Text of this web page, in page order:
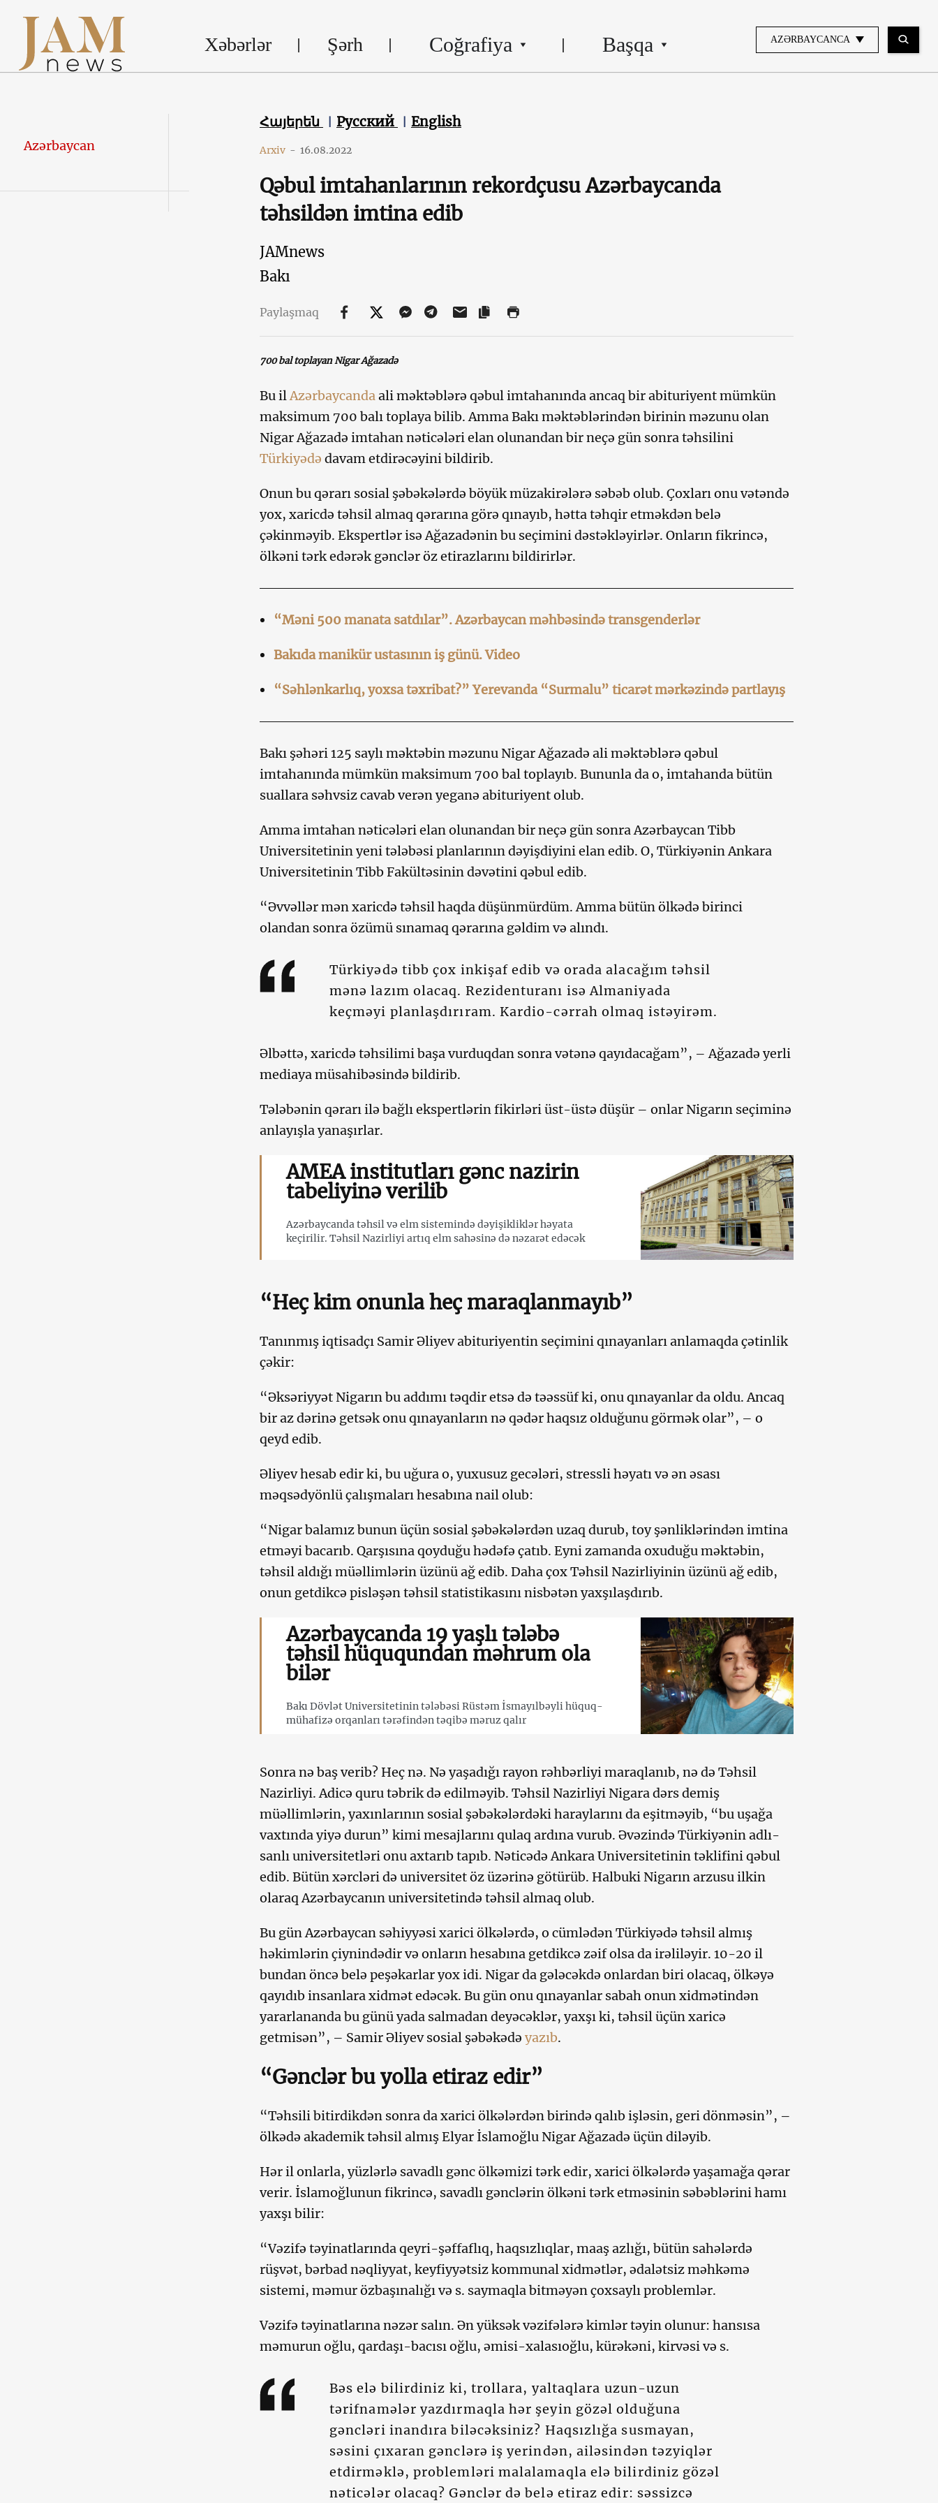
Xəbərlər Şərh Coğrafiya Başqa AZƏRBAYCANCA
Azərbaycan
Հայերեն Русский English
Arxiv - 16.08.2022
Qəbul imtahanlarının rekordçusu Azərbaycanda
təhsildən imtina edib
JAMnews
Bakı
Paylaşmaq
700 bal toplayan Nigar Ağazadə
Bu ilAzərbaycandaali məktəblərə qəbul imtahanında ancaq bir abituriyent mümkün
maksimum 700 balı toplaya bilib. Amma Bakı məktəblərindən birinin məzunu olan
Nigar Ağazadə imtahan nəticələri elan olunandan bir neçə gün sonra təhsilini
Türkiyədə davam etdirəcəyini bildirib.
Onun bu qərarı sosial şəbəkələrdə böyük müzakirələrə səbəb olub. Çoxları onu vətəndə
yox, xaricdə təhsil almaq qərarına görə qınayıb, hətta təhqir etməkdən belə
çəkinməyib. Ekspertlər isə Ağazadənin bu seçimini dəstəkləyirlər. Onların fikrincə,
ölkəni tərk edərək gənclər öz etirazlarını bildirirlər.
“Məni 500 manata satdılar”. Azərbaycan məhbəsində transgenderlər
Bakıda manikür ustasının iş günü. Video
“Səhlənkarlıq, yoxsa təxribat?” Yerevanda “Surmalu” ticarət mərkəzində partlayış
Bakı şəhəri 125 saylı məktəbin məzunu Nigar Ağazadə ali məktəblərə qəbul
imtahanında mümkün maksimum 700 bal toplayıb. Bununla da o, imtahanda bütün
suallara səhvsiz cavab verən yeganə abituriyent olub.
Amma imtahan nəticələri elan olunandan bir neçə gün sonra Azərbaycan Tibb
Universitetinin yeni tələbəsi planlarının dəyişdiyini elan edib. O, Türkiyənin Ankara
Universitetinin Tibb Fakültəsinin dəvətini qəbul edib.
“Əvvəllər mən xaricdə təhsil haqda düşünmürdüm. Amma bütün ölkədə birinci
olandan sonra özümü sınamaq qərarına gəldim və alındı.
Türkiyədə tibb çox inkişaf edib və orada alacağım təhsil
mənə lazım olacaq. Rezidenturanı isə Almaniyada
keçməyi planlaşdırıram. Kardio-cərrah olmaq istəyirəm.
Əlbəttə, xaricdə təhsilimi başa vurduqdan sonra vətənə qayıdacağam”, – Ağazadə yerli
mediaya müsahibəsində bildirib.
Tələbənin qərarı ilə bağlı ekspertlərin fikirləri üst-üstə düşür – onlar Nigarın seçiminə
anlayışla yanaşırlar.
AMEA institutları gənc nazirin
tabeliyinə verilib
Azərbaycanda təhsil və elm sistemində dəyişikliklər həyata
keçirilir. Təhsil Nazirliyi artıq elm sahəsinə də nəzarət edəcək
“Heç kim onunla heç maraqlanmayıb”
Tanınmış iqtisadçı Samir Əliyev abituriyentin seçimini qınayanları anlamaqda çətinlik
çəkir:
“Əksəriyyət Nigarın bu addımı təqdir etsə də təəssüf ki, onu qınayanlar da oldu. Ancaq
bir az dərinə getsək onu qınayanların nə qədər haqsız olduğunu görmək olar”, – o
qeyd edib.
Əliyev hesab edir ki, bu uğura o, yuxusuz gecələri, stressli həyatı və ən əsası
məqsədyönlü çalışmaları hesabına nail olub:
“Nigar balamız bunun üçün sosial şəbəkələrdən uzaq durub, toy şənliklərindən imtina
etməyi bacarıb. Qarşısına qoyduğu hədəfə çatıb. Eyni zamanda oxuduğu məktəbin,
təhsil aldığı müəllimlərin üzünü ağ edib. Daha çox Təhsil Nazirliyinin üzünü ağ edib,
onun getdikcə pisləşən təhsil statistikasını nisbətən yaxşılaşdırıb.
Azərbaycanda 19 yaşlı tələbə
təhsil hüququndan məhrum ola
bilər
Bakı Dövlət Universitetinin tələbəsi Rüstəm İsmayılbəyli hüquq-
mühafizə orqanları tərəfindən təqibə məruz qalır
Sonra nə baş verib? Heç nə. Nə yaşadığı rayon rəhbərliyi maraqlanıb, nə də Təhsil
Nazirliyi. Adicə quru təbrik də edilməyib. Təhsil Nazirliyi Nigara dərs demiş
müəllimlərin, yaxınlarının sosial şəbəkələrdəki haraylarını da eşitməyib, “bu uşağa
vaxtında yiyə durun” kimi mesajlarını qulaq ardına vurub. Əvəzində Türkiyənin adlı-
sanlı universitetləri onu axtarıb tapıb. Nəticədə Ankara Universitetinin təklifini qəbul
edib. Bütün xərcləri də universitet öz üzərinə götürüb. Halbuki Nigarın arzusu ilkin
olaraq Azərbaycanın universitetində təhsil almaq olub.
Bu gün Azərbaycan səhiyyəsi xarici ölkələrdə, o cümlədən Türkiyədə təhsil almış
həkimlərin çiynindədir və onların hesabına getdikcə zəif olsa da irəliləyir. 10-20 il
bundan öncə belə peşəkarlar yox idi. Nigar da gələcəkdə onlardan biri olacaq, ölkəyə
qayıdıb insanlara xidmət edəcək. Bu gün onu qınayanlar sabah onun xidmətindən
yararlananda bu günü yada salmadan deyəcəklər, yaxşı ki, təhsil üçün xaricə
getmisən”, – Samir Əliyev sosial şəbəkədə yazıb.
“Gənclər bu yolla etiraz edir”
“Təhsili bitirdikdən sonra da xarici ölkələrdən birində qalıb işləsin, geri dönməsin”, –
ölkədə akademik təhsil almış Elyar İslamoğlu Nigar Ağazadə üçün diləyib.
Hər il onlarla, yüzlərlə savadlı gənc ölkəmizi tərk edir, xarici ölkələrdə yaşamağa qərar
verir. İslamoğlunun fikrincə, savadlı gənclərin ölkəni tərk etməsinin səbəblərini hamı
yaxşı bilir:
“Vəzifə təyinatlarında qeyri-şəffaflıq, haqsızlıqlar, maaş azlığı, bütün sahələrdə
rüşvət, bərbad nəqliyyat, keyfiyyətsiz kommunal xidmətlər, ədalətsiz məhkəmə
sistemi, məmur özbaşınalığı və s. saymaqla bitməyən çoxsaylı problemlər.
Vəzifə təyinatlarına nəzər salın. Ən yüksək vəzifələrə kimlər təyin olunur: hansısa
məmurun oğlu, qardaşı-bacısı oğlu, əmisi-xalasıoğlu, kürəkəni, kirvəsi və s.
Bəs elə bilirdiniz ki, trollara, yaltaqlara uzun-uzun
tərifnamələr yazdırmaqla hər şeyin gözəl olduğuna
gəncləri inandıra biləcəksiniz? Haqsızlığa susmayan,
səsini çıxaran gənclərə iş yerindən, ailəsindən təzyiqlər
etdirməklə, problemləri malalamaqla elə bilirdiniz gözəl
nəticələr olacaq? Gənclər də belə etiraz edir: səssizcə